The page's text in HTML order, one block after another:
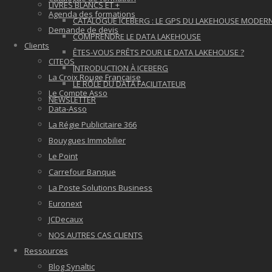
LIVRES BLANCS ET +
CATALOGUE ICEBERG : LE GPS DU LAKEHOUSE
COMPRENDRE LE DATA LAKEHOUSE
ÊTES-VOUS PRÊTS POUR LE DATA LAKEHOUSE ?
INTRODUCTION À ICEBERG
LE RÔLE DU DATA FACILITATEUR
NEWSLETTER
Agenda des formations
Demande de devis
Clients
CITEOS
La Croix Rouge Française
Le Compte Asso
Data-Asso
La Régie Publicitaire 366
Bouygues Immobilier
Le Point
Carrefour Banque
La Poste Solutions Business
Euronext
JCDecaux
NOS AUTRES CAS CLIENTS
Ressources
Blog Synaltic